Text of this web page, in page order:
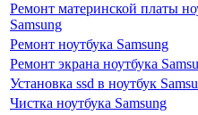
Ремонт материнской платы
Samsung
Ремонт ноутбука Samsung
Ремонт экрана ноутбука
Установка ssd в ноутбук
Чистка ноутбука Samsung